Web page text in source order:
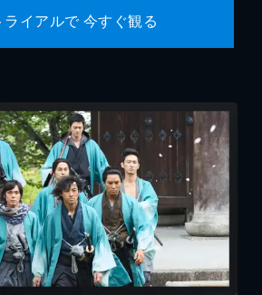
イアルで 今すぐ観る